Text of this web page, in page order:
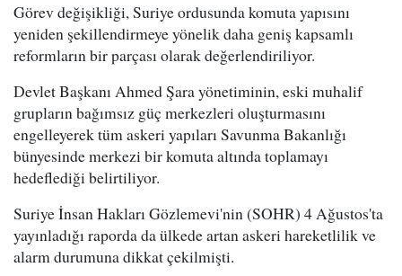
Görev değişikliği, Suriye ordusunda komuta yapısını
yeniden şekillendirmeye yönelik daha geniş kapsamlı
reformların bir parçası olarak değerlendiriliyor.
Devlet Başkanı Ahmed Şara yönetiminin, eski muhalif
grupların bağımsız güç merkezleri oluşturmasını
engelleyerek tüm askeri yapıları Savunma Bakanlığı
bünyesinde merkezi bir komuta altında toplamayı
hedeflediği belirtiliyor.
Suriye İnsan Hakları Gözlemevi'nin (SOHR) 4 Ağustos'ta
yayınladığı raporda da ülkede artan askeri hareketlilik ve
alarm durumuna dikkat çekilmişti.